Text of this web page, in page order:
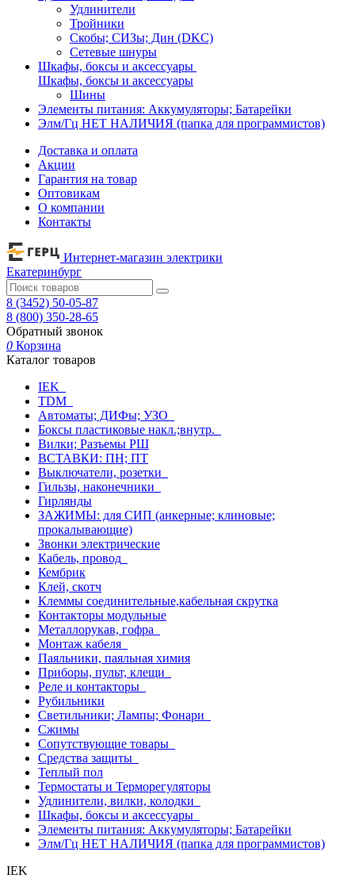
Удлинители
Тройники
Скобы; СИЗы; Дин (DKC)
Сетевые шнуры
Шкафы, боксы и аксессуары
Шкафы, боксы и аксессуары
Шины
Элементы питания: Аккумуляторы; Батарейки
Элм/Гц НЕТ НАЛИЧИЯ (папка для программистов)
Доставка и оплата
Акции
Гарантия на товар
Оптовикам
О компании
Контакты
Интернет-магазин электрики
Екатеринбург
8 (3452) 50-05-87
8 (800) 350-28-65
Обратный звонок
0 Корзина
Каталог товаров
IEK
TDM
Автоматы; ДИФы; УЗО
Боксы пластиковые накл.;внутр.
Вилки; Разъемы РШ
ВСТАВКИ: ПН; ПТ
Выключатели, розетки
Гильзы, наконечники
Гирлянды
ЗАЖИМЫ: для СИП (анкерные; клиновые;
прокалывающие)
Звонки электрические
Кабель, провод
Кембрик
Клей, скотч
Клеммы соединительные,кабельная скрутка
Контакторы модульные
Металлорукав, гофра
Монтаж кабеля
Паяльники, паяльная химия
Приборы, пульт, клещи
Реле и контакторы
Рубильники
Светильники; Лампы; Фонари
Сжимы
Сопутствующие товары
Средства защиты
Теплый пол
Термостаты и Терморегуляторы
Удлинители, вилки, колодки
Шкафы, боксы и аксессуары
Элементы питания: Аккумуляторы; Батарейки
Элм/Гц НЕТ НАЛИЧИЯ (папка для программистов)
IEK